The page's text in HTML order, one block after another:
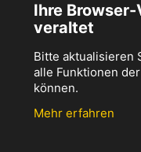
Ihre
veraltet
Bitte aktualisieren
alle Funktionen
können.
Mehr erfahren